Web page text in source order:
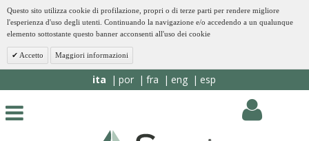
Questo sito utilizza cookie di profilazione, propri o di terze parti per rendere migliore
l'esperienza d'uso degli utenti. Continuando la navigazione e/o accedendo a un qualunque
elemento sottostante questo banner acconsenti all'uso dei cookie
Accetto Maggiori informazioni
ita por fra eng esp